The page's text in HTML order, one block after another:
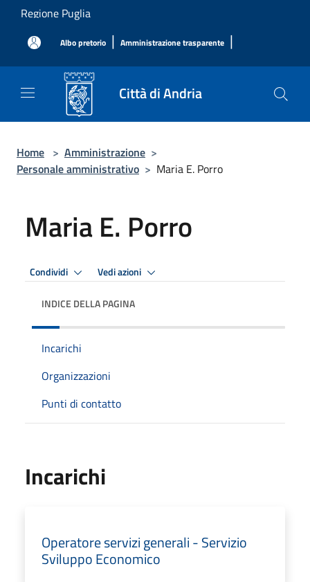
Salta al contenuto principale
Regione Puglia
Albo pretorio | Amministrazione trasparente |
Città di Andria
Home > Amministrazione >
Personale amministrativo > Maria E. Porro
Maria E. Porro
Condividi Vedi azioni
INDICE DELLA PAGINA
Incarichi
Organizzazioni
Punti di contatto
Incarichi
Operatore servizi generali - Servizio
Sviluppo Economico